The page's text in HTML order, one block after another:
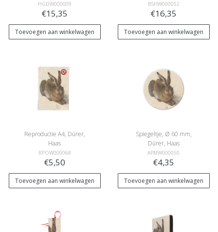
HGDW000009
€15,35
Toevoegen aan winkelwagen
BSHW000052
€16,35
Toevoegen aan winkelwagen
Reproductie A4, Dürer,
Haas
RPOW000068
€5,50
Toevoegen aan winkelwagen
Spiegeltje, Ø 60 mm,
Dürer, Haas
APMW000050
€4,35
Toevoegen aan winkelwagen